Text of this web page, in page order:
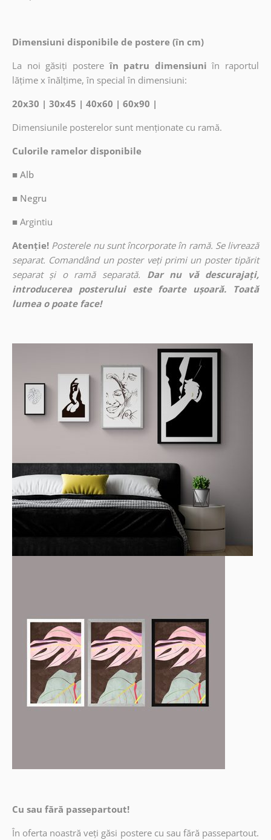
Dimensiuni disponibile de postere (în cm)
La noi găsiți postere în patru dimensiuni în raportul
lățime x înălțime, în special în dimensiuni:
20x30 | 30x45 | 40x60 | 60x90 |
Dimensiunile posterelor sunt menționate cu ramă.
Culorile ramelor disponibile
■ Alb
■ Negru
■ Argintiu
Atenție! Posterele nu sunt încorporate în ramă. Se livrează
separat. Comandând un poster veți primi un poster tipărit
separat și o ramă separată.
Dar nu vă descurajați,
introducerea posterului este foarte ușoară. Toată
lumea o poate face!
Cu sau fără passepartout!
În oferta noastră veți găsi postere cu sau fără passepartout.